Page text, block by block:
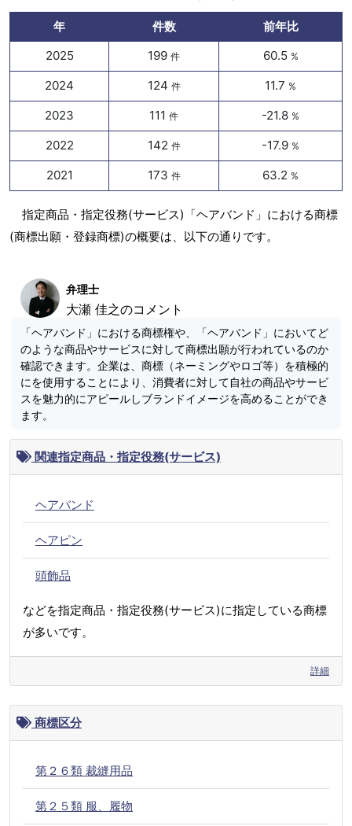
年 件数
前年比
2025
199 件 60.5 %
2024 124 件 11.7 %
2023 111 件 -21.8 %
2022 142 件 -17.9 %
2021 173 件 63.2 %
指定商品・指定役務(サービス)「ヘアバンド」における商標
(商標出願・登録商標)の概要は、以下の通りです。
弁理士
大瀬 佳之のコメント
「ヘアバンド」における商標権や、「ヘアバンド」においてど
のような商品やサービスに対して商標出願が行われているのか
確認できます。企業は、商標（ネーミングやロゴ等）を積極的
にを使用することにより、消費者に対して自社の商品やサービ
スを魅力的にアピールしブランドイメージを高めることができ
ます。
関連指定商品・指定役務(サービス)
ヘアバンド
ヘアピン
頭飾品
などを指定商品・指定役務(サービス)に指定している商標
が多いです。
詳細
商標区分
第２６類 裁縫用品
第２５類 服、履物